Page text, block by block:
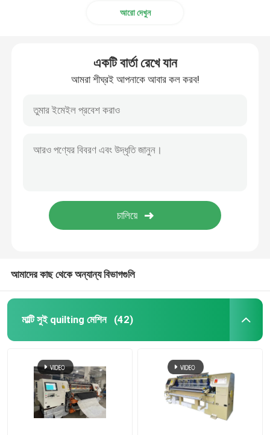
আরো দেখুন
একটি বার্তা রেখে যান
আমরা শীঘ্রই আপনাকে আবার কল করব!
আমাদের কাছ থেকে অন্যান্য বিভাগগুলি
মাল্টি সুই quilting মেশিন (42)